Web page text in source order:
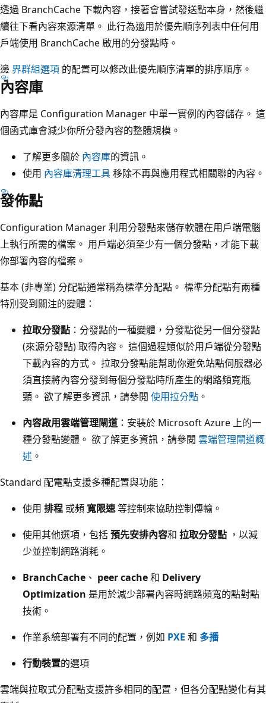
透過 BranchCache 下載內容，接著會嘗試發送點本身，然後繼
續往下看內容來源清單。 此行為適用於優先順序列表中任何用
戶端使用 BranchCache 啟用的分發點時。
邊 界群組選項 的配置可以修改此優先順序清單的排序順序。
內容庫
內容庫是 Configuration Manager 中單一實例的內容儲存。 這
個函式庫會減少你所分發內容的整體規模。
了解更多關於 內容庫的資訊。
使用 內容庫清理工具移除不再與應用程式相關聯的內容。
發佈點
Configuration Manager 利用分發點來儲存軟體在用戶端電腦
上執行所需的檔案。 用戶端必須至少有一個分發點，才能下載
你部署內容的檔案。
基本 (非專業) 分配點通常稱為標準分配點。 標準分配點有兩種
特別受到關注的變體：
拉取分發點 ：分發點的一種變體，分發點從另一個分發點
(來源分發點) 取得內容。 這個過程類似於用戶端從分發點
下載內容的方式。 拉取分發點能幫助你避免站點伺服器必
須直接將內容分發到每個分發點時所產生的網路頻寬瓶
頸。 欲了解更多資訊，請參閱 使用拉分點 。
內容啟用雲端管理閘道 ：安裝於 Microsoft Azure 上的一
種分發點變體。 欲了解更多資訊，請參閱 雲端管理閘道概
述 。
Standard 配電點支援多種配置與功能：
使用 排程 或頻 寬限速等控制來協助控制傳輸。
使用其他選項，包括預先安排內容和 拉取分發點 ，以減
少並控制網路消耗。
BranchCache 、 peer cache和 Delivery
Optimization 是用於減少部署內容時網路頻寬的點對點
技術。
作業系統部署有不同的配置，例如 PXE 和 多播
行動裝置的選項
雲端與拉取式分配點支援許多相同的配置，但各分配點變化有其